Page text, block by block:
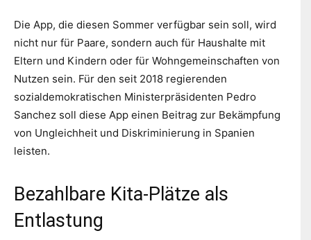
Die App, die diesen Sommer verfügbar sein soll, wird
nicht nur für Paare, sondern auch für Haushalte mit
Eltern und Kindern oder für Wohngemeinschaften von
Nutzen sein. Für den seit 2018 regierenden
sozialdemokratischen Ministerpräsidenten Pedro
Sanchez soll diese App einen Beitrag zur Bekämpfung
von Ungleichheit und Diskriminierung in Spanien
leisten.
Bezahlbare Kita-Plätze als
Entlastung